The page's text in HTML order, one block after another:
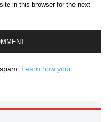
in this browser for the next
Learn how your